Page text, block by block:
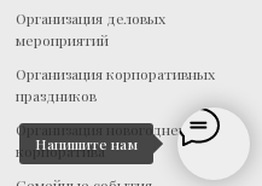
Напишите нам
Организация деловых
мероприятий
Организация корпоративных
праздников
Организация новогоднего
корпоратива